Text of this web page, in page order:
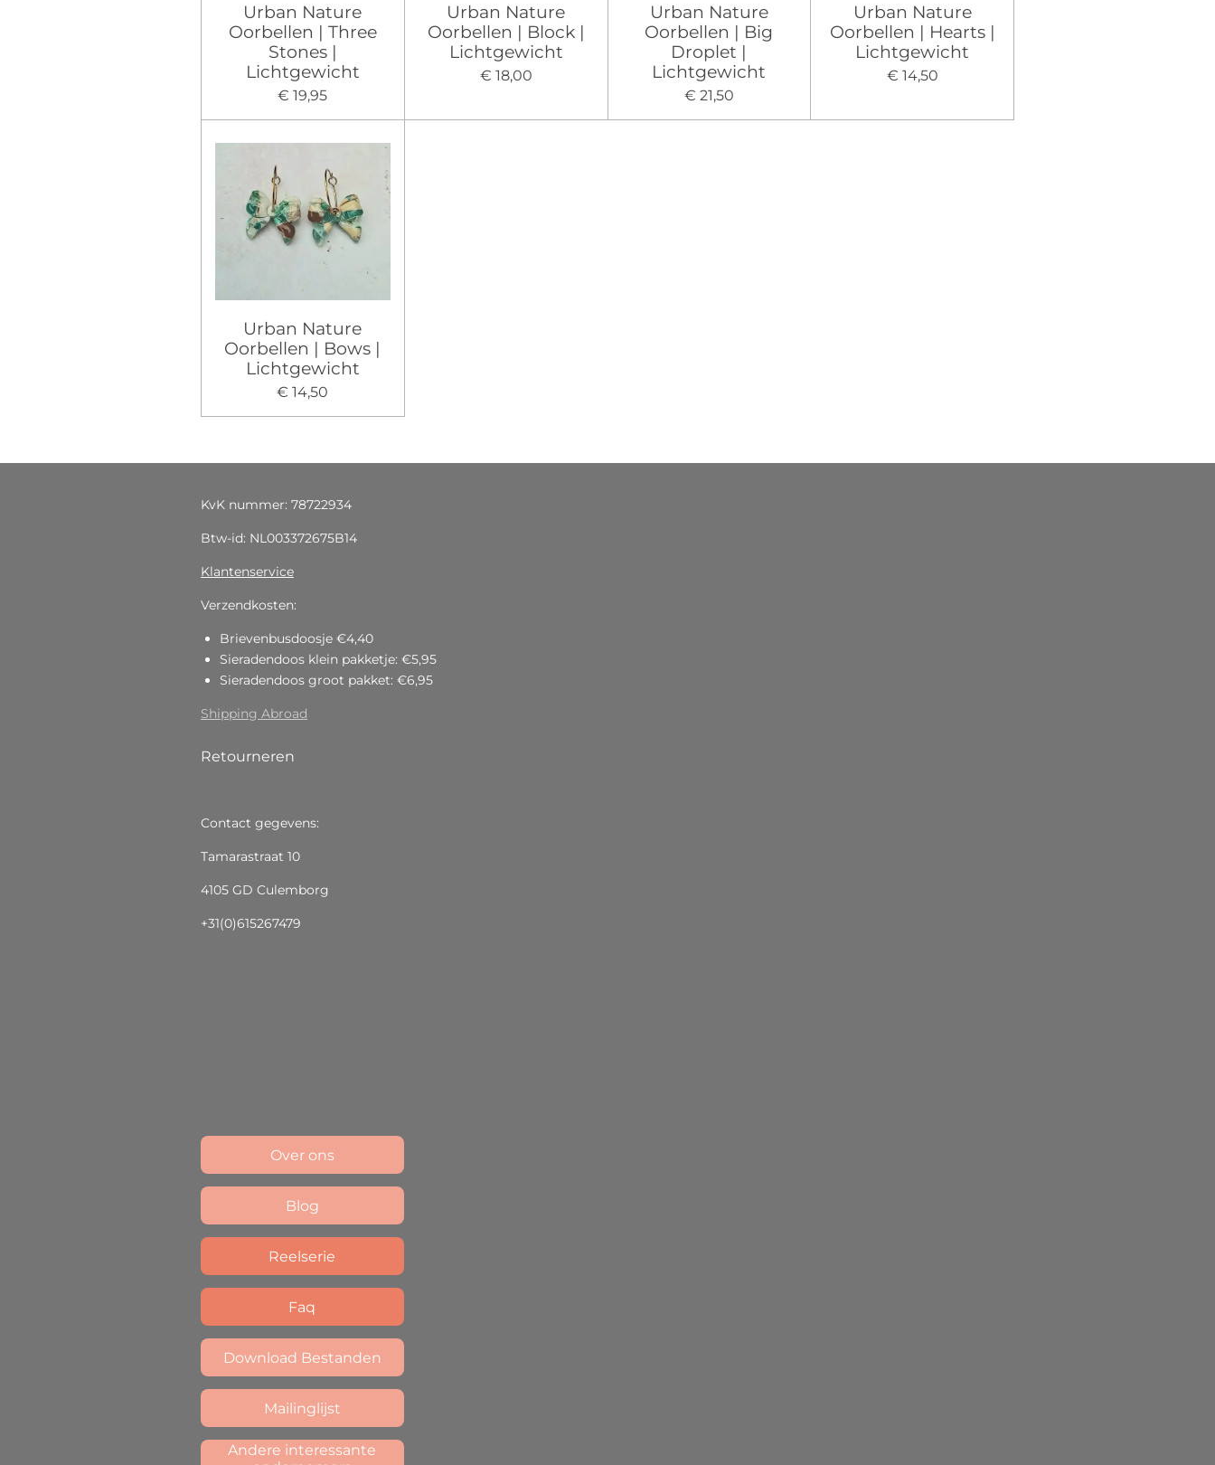
Urban Nature
Oorbellen | Three
Stones |
Lichtgewicht
€ 19,95
Urban Nature
Oorbellen | Block |
Lichtgewicht
€ 18,00
Urban Nature
Oorbellen | Big
Droplet |
Lichtgewicht
€ 21,50
Urban Nature
Oorbellen | Hearts |
Lichtgewicht
€ 14,50
Urban Nature
Oorbellen | Bows |
Lichtgewicht
€ 14,50
KvK nummer: 78722934
Btw-id: NL003372675B14
Klantenservice
Verzendkosten:
Brievenbusdoosje €4,40
Sieradendoos klein pakketje: €5,95
Sieradendoos groot pakket: €6,95
Shipping Abroad
Retourneren
Contact gegevens:
Tamarastraat 10
4105 GD Culemborg
+31(0)615267479
Over ons
Blog
Reelserie
Faq
Download Bestanden
Mailinglijst
Andere interessante